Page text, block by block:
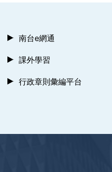
南台e網通
課外學習
行政章則彙編平台